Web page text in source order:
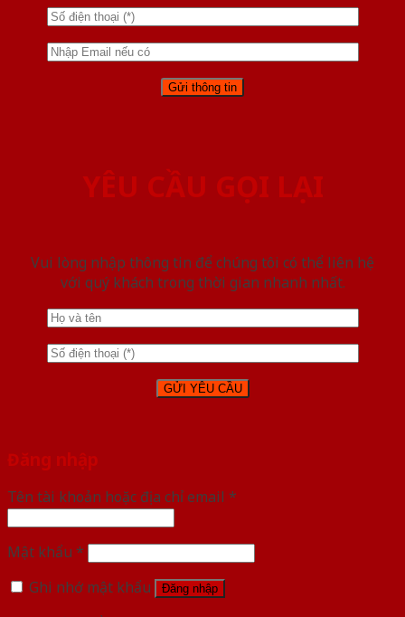
YÊU CẦU GỌI LẠI
Vui lòng nhập thông tin để chúng tôi có thể liên hệ
với quý khách trong thời gian nhanh nhất.
Đăng nhập
Tên tài khoản hoặc địa chỉ email *
Mật khẩu *
Ghi nhớ mật khẩu
Đăng nhập